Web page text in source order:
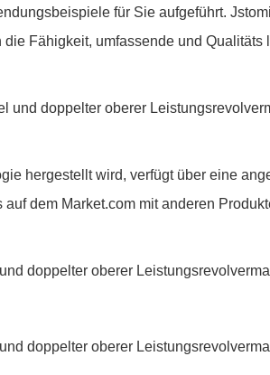
für Sie aufgeführt.
Fähigkeit, umfassende und Qualitäts
hergestellt wird, verfügt über eine
dem Market.com mit anderen